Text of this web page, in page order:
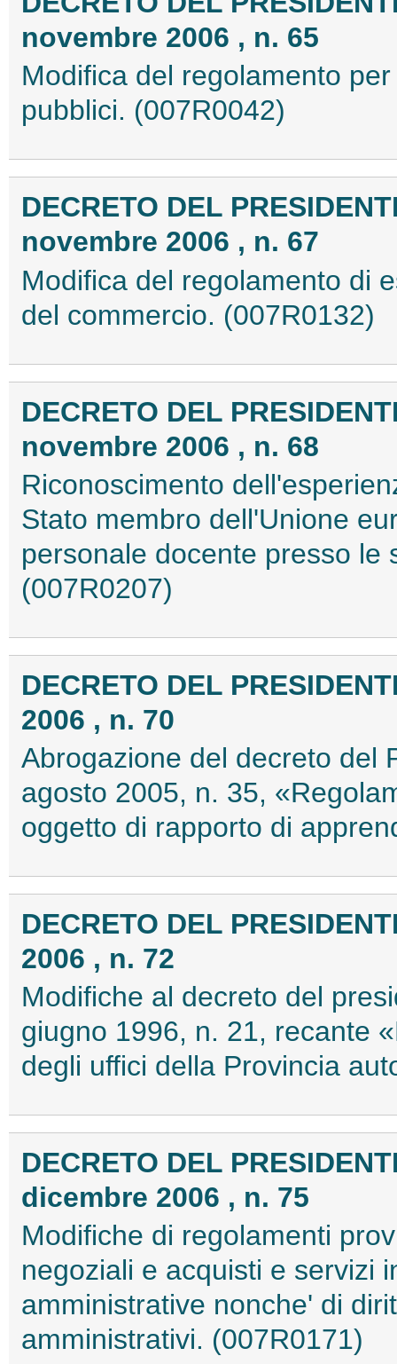
novembre 2006 , n. 65
Modifica del regolamento
pubblici. (007R0042)
DECRETO DEL
novembre 2006 , n. 67
Modifica del regolamento di
del commercio. (007R0132)
DECRETO DEL
novembre 2006 , n. 68
Riconoscimento
Stato membro dell'Unione
personale docente presso le
(007R0207)
DECRETO DEL
2006 , n. 70
Abrogazione del decreto del
agosto 2005, n. 35,
oggetto di rapporto di
DECRETO DEL
2006 , n. 72
Modifiche al decreto del
giugno 1996, n. 21, recante
degli uffici della Provincia
DECRETO DEL
dicembre 2006 , n. 75
Modifiche di regolamenti
negoziali e acquisti e servizi
amministrative nonche' di
amministrativi. (007R0171)